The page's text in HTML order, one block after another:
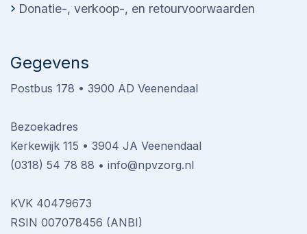
Donatie-, verkoop-, en retourvoorwaarden
Gegevens
Postbus 178 • 3900 AD Veenendaal
Bezoekadres
Kerkewijk 115 • 3904 JA Veenendaal
(0318) 54 78 88 • info@npvzorg.nl
KVK 40479673
RSIN 007078456 (ANBI)